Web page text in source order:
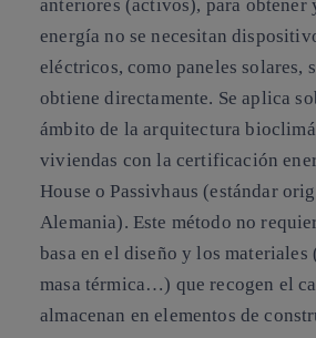
anteriores (activos), para obtener
energía no se necesitan
eléctricos, como paneles solares,
obtiene directamente. Se aplica
ámbito de la arquitectura
viviendas con la certificación
House o Passivhaus (estándar
Alemania). Este método no
basa en el diseño y los
masa térmica…) que recogen el
almacenan en elementos de